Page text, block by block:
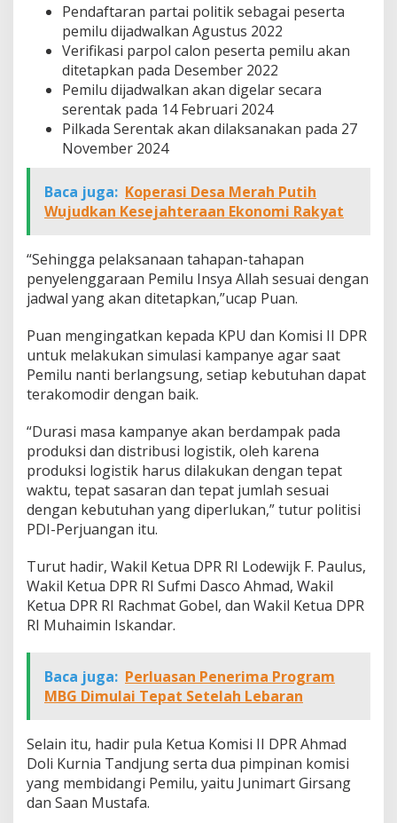
Pendaftaran partai politik sebagai peserta
pemilu dijadwalkan Agustus 2022
Verifikasi parpol calon peserta pemilu akan
ditetapkan pada Desember 2022
Pemilu dijadwalkan akan digelar secara
serentak pada 14 Februari 2024
Pilkada Serentak akan dilaksanakan pada 27
November 2024
Baca juga: Koperasi Desa Merah Putih
Wujudkan Kesejahteraan Ekonomi Rakyat
“Sehingga pelaksanaan tahapan-tahapan
penyelenggaraan Pemilu Insya Allah sesuai dengan
jadwal yang akan ditetapkan,”ucap Puan.
Puan mengingatkan kepada KPU dan Komisi II DPR
untuk melakukan simulasi kampanye agar saat
Pemilu nanti berlangsung, setiap kebutuhan dapat
terakomodir dengan baik.
“Durasi masa kampanye akan berdampak pada
produksi dan distribusi logistik, oleh karena
produksi logistik harus dilakukan dengan tepat
waktu, tepat sasaran dan tepat jumlah sesuai
dengan kebutuhan yang diperlukan,” tutur politisi
PDI-Perjuangan itu.
Turut hadir, Wakil Ketua DPR RI Lodewijk F. Paulus,
Wakil Ketua DPR RI Sufmi Dasco Ahmad, Wakil
Ketua DPR RI Rachmat Gobel, dan Wakil Ketua DPR
RI Muhaimin Iskandar.
Baca juga: Perluasan Penerima Program
MBG Dimulai Tepat Setelah Lebaran
Selain itu, hadir pula Ketua Komisi II DPR Ahmad
Doli Kurnia Tandjung serta dua pimpinan komisi
yang membidangi Pemilu, yaitu Junimart Girsang
dan Saan Mustafa.